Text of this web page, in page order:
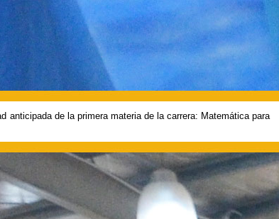
anticipada de la primera materia de la carrera: Matemática para